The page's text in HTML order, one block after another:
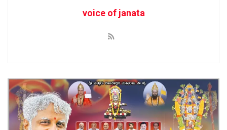
voice of janata